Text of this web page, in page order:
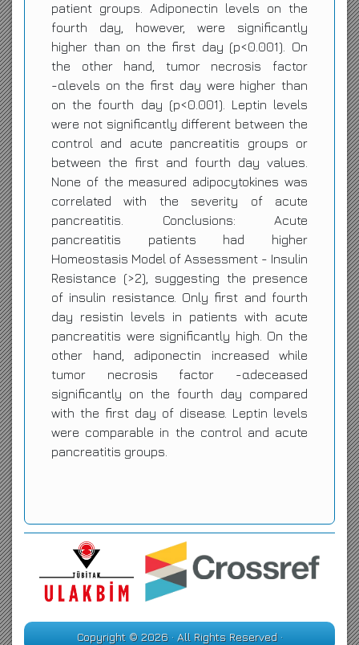
patient groups. Adiponectin levels on the
fourth day, however, were significantly
higher than on the first day (p<0.001). On
the other hand, tumor necrosis factor
-αlevels on the first day were higher than
on the fourth day (p<0.001). Leptin levels
were not significantly different between the
control and acute pancreatitis groups or
between the first and fourth day values.
None of the measured adipocytokines was
correlated with the severity of acute
pancreatitis. Conclusions: Acute
pancreatitis patients had higher
Homeostasis Model of Assessment - Insulin
Resistance (>2), suggesting the presence
of insulin resistance. Only first and fourth
day resistin levels in patients with acute
pancreatitis were significantly high. On the
other hand, adiponectin increased while
tumor necrosis factor -αdeceased
significantly on the fourth day compared
with the first day of disease. Leptin levels
were comparable in the control and acute
pancreatitis groups.
Copyright © 2026 · All Rights Reserved ·